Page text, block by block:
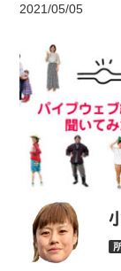
2021/05/05